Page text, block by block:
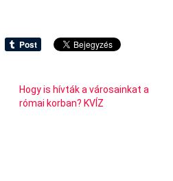
Hogy is hívták a városainkat a
római korban? KVÍZ